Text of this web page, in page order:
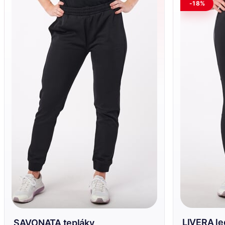
SAVONATA tepláky
-18%
LIVERA